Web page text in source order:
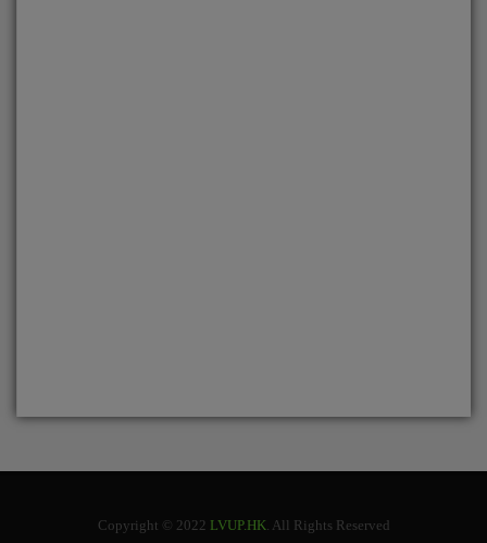
Copyright © 2022 LVUP.HK . All Rights Reserved